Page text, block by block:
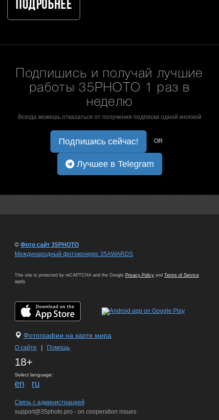
Подробнее
Подпишись и получай лучшие
работы 35PHOTO 1 раз в
неделю
Всегда можешь отказаться от получения подписки одной кнопкой
Подпишись сейчас! OR
Лучшее в Telegram
© Фото сайт 35PHOTO
Международный фотоконкурс 35AWARDS
This site is protected by reCAPTCHA and the Google Privacy Policy and Terms of Service
apply.
Фотографии на карте мира
О сайте Помощь
18+
Select language:
en ru
Связь с администрацией
support@35photo.pro - on cooperation issues